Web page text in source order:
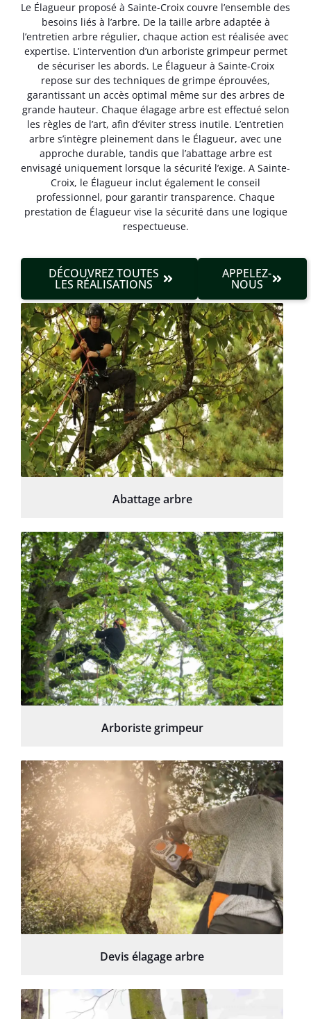
Le Élagueur proposé à Sainte-Croix couvre l’ensemble des
besoins liés à l’arbre. De la taille arbre adaptée à
l’entretien arbre régulier, chaque action est réalisée avec
expertise. L’intervention d’un arboriste grimpeur permet
de sécuriser les abords. Le Élagueur à Sainte-Croix
repose sur des techniques de grimpe éprouvées,
garantissant un accès optimal même sur des arbres de
grande hauteur. Chaque élagage arbre est effectué selon
les règles de l’art, afin d’éviter stress inutile. L’entretien
arbre s’intègre pleinement dans le Élagueur, avec une
approche durable, tandis que l’abattage arbre est
envisagé uniquement lorsque la sécurité l’exige. A Sainte-
Croix, le Élagueur inclut également le conseil
professionnel, pour garantir transparence. Chaque
prestation de Élagueur vise la sécurité dans une logique
respectueuse.
DÉCOUVREZ TOUTES
LES RÉALISATIONS
APPELEZ-
NOUS
Abattage arbre
Arboriste grimpeur
Devis élagage arbre